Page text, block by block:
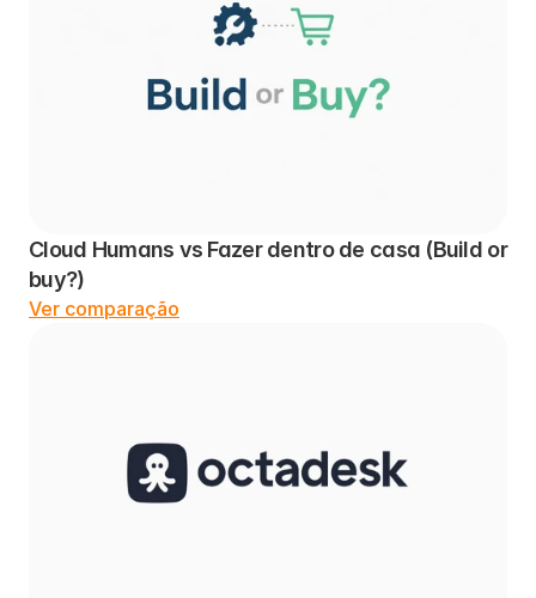
Cloud Humans vs Fazer dentro de casa (Build or
buy?)
Ver comparação